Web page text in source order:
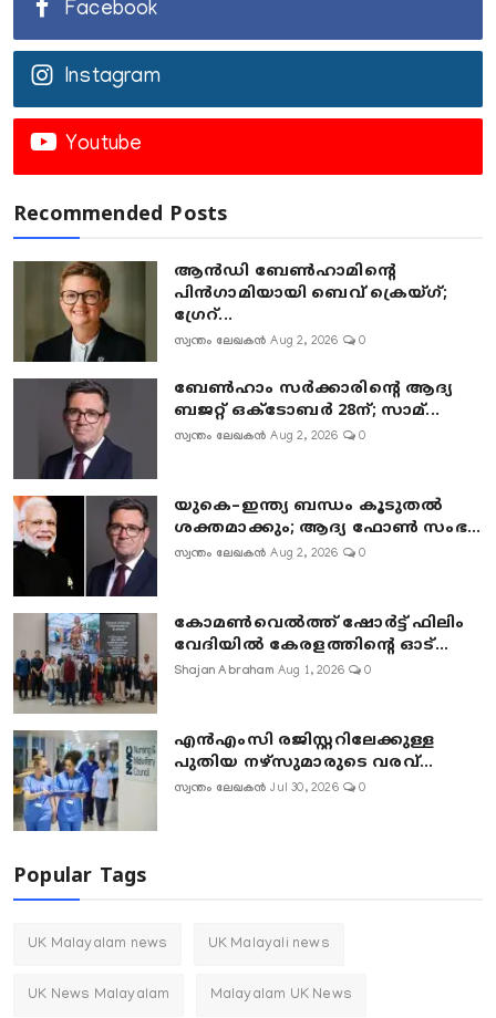
Facebook
Instagram
Youtube
Recommended Posts
ആൻഡി ബേൺഹാമിന്റെ
പിൻഗാമിയായി ബെവ് ക്രെയ്ഗ്;
ഗ്രേറ്...
സ്വന്തം ലേഖകൻ Aug 2, 2026 0
ബേൺഹാം സർക്കാരിന്റെ ആദ്യ
ബജറ്റ് ഒക്ടോബർ 28ന്; സാമ്...
സ്വന്തം ലേഖകൻ Aug 2, 2026 0
യുകെ–ഇന്ത്യ ബന്ധം കൂടുതൽ
ശക്തമാക്കും; ആദ്യ ഫോൺ സംഭ...
സ്വന്തം ലേഖകൻ Aug 2, 2026 0
കോമൺവെൽത്ത് ഷോർട്ട് ഫിലിം
വേദിയിൽ കേരളത്തിന്റെ ഓട്...
Shajan Abraham Aug 1, 2026 0
എൻഎംസി രജിസ്റ്ററിലേക്കുള്ള
പുതിയ നഴ്‌സുമാരുടെ വരവ്...
സ്വന്തം ലേഖകൻ Jul 30, 2026 0
Popular Tags
UK Malayalam news UK Malayali news
UK News Malayalam Malayalam UK News